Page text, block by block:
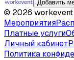
Добавить
© 2026 workevent
Мероприятия
Платные услуги
Личный кабинет
Политика